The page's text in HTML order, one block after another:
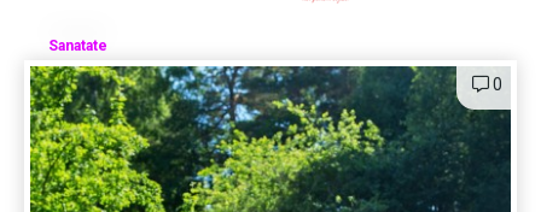
Sanatate
0